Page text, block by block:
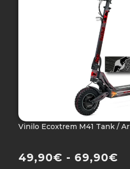
Vinilo Ecoxtrem M41 Tank /
49,90€ - 69,90€